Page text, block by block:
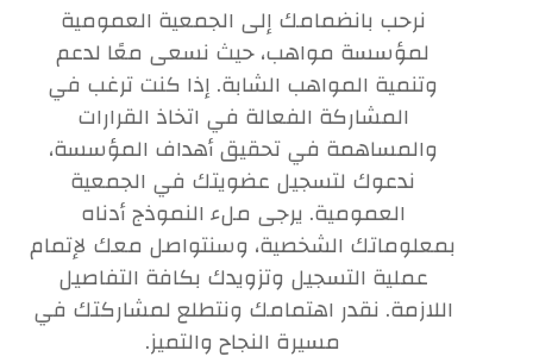
نرحب بانضمامك إلى الجمعية العمومية
لمؤسسة مواهب، حيث نسعى معًا لدعم
وتنمية المواهب الشابة. إذا كنت ترغب في
المشاركة الفعالة في اتخاذ القرارات
والمساهمة في تحقيق أهداف المؤسسة،
ندعوك لتسجيل عضويتك في الجمعية
العمومية. يرجى ملء النموذج أدناه
بمعلوماتك الشخصية، وسنتواصل معك لإتمام
عملية التسجيل وتزويدك بكافة التفاصيل
اللازمة. نقدر اهتمامك ونتطلع لمشاركتك في
مسيرة النجاح والتميز.